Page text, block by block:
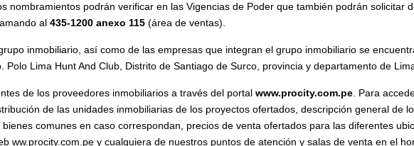
nombramientos podrán verificar en las Vigencias de Poder que también podrán solicitar
al 435-1200 anexo 115 (área de ventas).
inmobiliario, así como de las empresas que integran el grupo inmobiliario se
Polo Lima Hunt And Club, Distrito de Santiago de Surco, provincia y departamento de
de los proveedores inmobiliarios a través del portal www.procity.com.pe . Para
de las unidades inmobiliarias de los proyectos ofertados, descripción general de
comunes en caso correspondan, precios de venta ofertados para las diferentes
ww.procity.com.pe y cualquiera de nuestros puntos de atención y salas de venta en el